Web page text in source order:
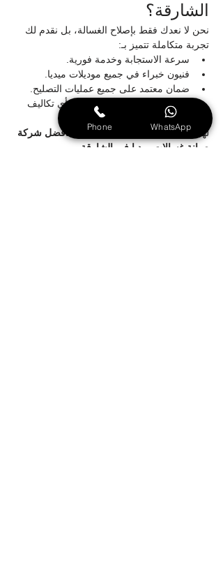
الشارقة؟
نحن لا نعدك فقط بإصلاح الغسالة، بل نقدم لك
تجربة متكاملة تتميز بـ:
سرعة الاستجابة وخدمة فورية.
فنيون خبراء في جميع موديلات ميديا.
ضمان معتمد على جميع عمليات التصليح.
شفافية تامة في الأسعار بدون أي تكاليف
خفية.
لهذا يثق بنا عملاؤنا ونفخر بأن نكون
افضل شركة
صيانة غسالات ميديا في الشارقة
Phone WhatsApp